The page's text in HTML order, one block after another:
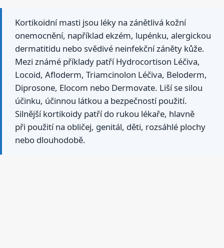
Kortikoidní masti jsou léky na zánětlivá kožní
onemocnění, například ekzém, lupénku, alergickou
dermatitidu nebo svědivé neinfekční záněty kůže.
Mezi známé příklady patří Hydrocortison Léčiva,
Locoid, Afloderm, Triamcinolon Léčiva, Beloderm,
Diprosone, Elocom nebo Dermovate. Liší se silou
účinku, účinnou látkou a bezpečností použití.
Silnější kortikoidy patří do rukou lékaře, hlavně
při použití na obličej, genitál, děti, rozsáhlé plochy
nebo dlouhodobě.